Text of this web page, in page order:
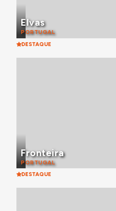
Elvas
PORTUGAL
DESTAQUE
Fronteira
PORTUGAL
DESTAQUE